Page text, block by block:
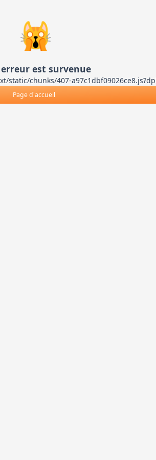
🙀
erreur est survenue
chunks/407-
Page d'accueil